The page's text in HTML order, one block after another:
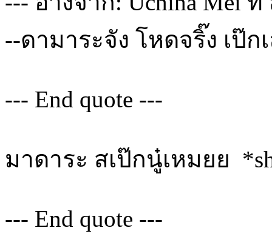
--ดามาระจัง โหดจริ๊ง เป๊ก
--- End quote ---
มาดาระ สเป๊กนู๋เหมยย
--- End quote ---